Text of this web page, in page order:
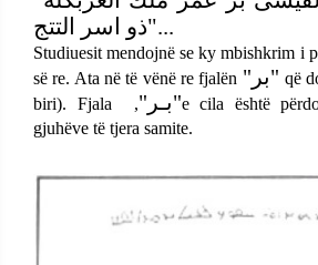
ذو اسر التتج "...
Studiuesit mendojnë se ky mbishkrim i
sëre. Ata në të vënë re fjalën " بر" që
biri). Fjala
," بـر"ecila është
gjuhëve të tjera samite.